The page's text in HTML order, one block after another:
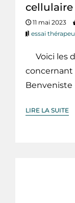
cellulaire
11 mai 2023
essai
Voici les
concernant
Benveniste
LIRE LA SUITE